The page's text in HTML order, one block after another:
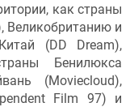
как страны
Великобританию и
(DD Dream),
Бенилюкса
(Moviecloud),
Film 97) и